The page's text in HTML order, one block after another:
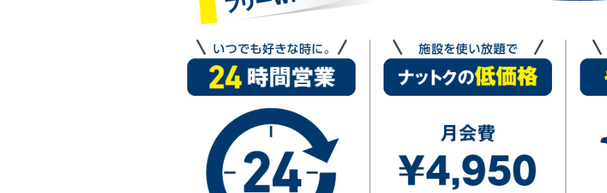
For foreigners
Central Sports official website is
automatically translated into
English. Click the link below (start
automatic translation) to return to